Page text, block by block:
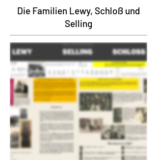
Die Familien Lewy, Schloß und
Selling